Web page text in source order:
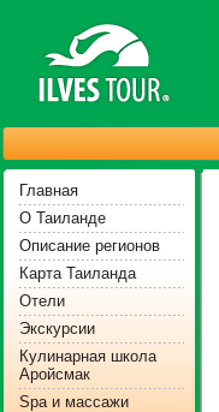
Главная
О Таиланде
Описание регионов
Карта Таиланда
Отели
Экскурсии
Кулинарная школа
Аройсмак
Spa и массажи